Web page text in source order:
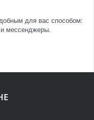
для вас способом:
мессенджеры.